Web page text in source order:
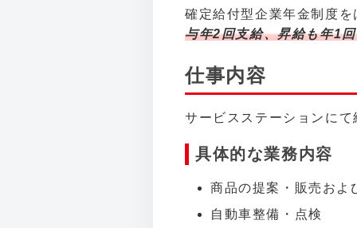
確定給付型企業年金制度
与年2回支給、昇給も年1
仕事内容
サービスステーションに
具体的な業務内容
商品の提案・販売およ
自動車整備・点検